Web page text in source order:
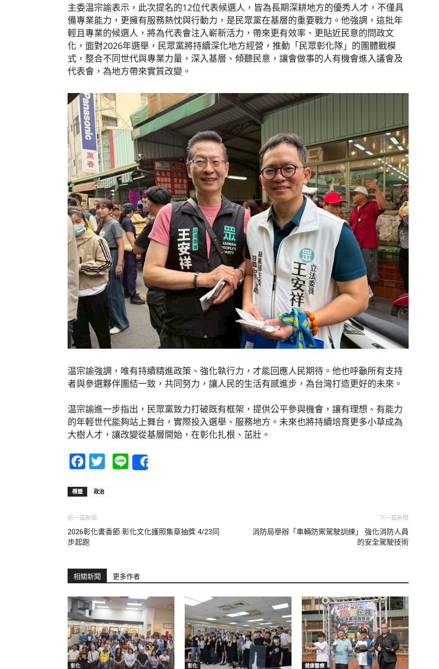
主委温宗諭表示，此次提名的12位代表候選人，皆為長期深耕地方的優秀人才，不僅具
備專業能力，更擁有服務熱忱與行動力，是民眾黨在基層的重要戰力。他強調，這批年
輕且專業的候選人，將為代表會注入嶄新活力，帶來更有效率、更貼近民意的問政文
化，面對2026年選舉，民眾黨將持續深化地方經營，推動「民眾彰化隊」的團體戰模
式，整合不同世代與專業力量，深入基層、傾聽民意，讓會做事的人有機會進入議會及
代表會，為地方帶來實質改變。
温宗諭強調，唯有持續精進政策、強化執行力，才能回應人民期待。他也呼籲所有支持
者與參選夥伴團結一致，共同努力，讓人民的生活有感進步，為台灣打造更好的未來。
温宗諭進一步指出，民眾黨致力打破既有框架，提供公平參與機會，讓有理想、有能力
的年輕世代能夠站上舞台，實際投入選舉、服務地方。未來也將持續培育更多小草成為
大樹人才，讓改變從基層開始，在彰化扎根、茁壯。
Facebook
Twitter
Line
標籤 政治
前一篇新聞
2026彰化書香節 彰化文化護照集章抽獎 4/23同
步起跑
下一篇新聞
消防局舉辦「車輛防禦駕駛訓練」 強化消防人員
的安全駕駛技術
相關新聞 更多作者
彰化 彰化 健康醫療